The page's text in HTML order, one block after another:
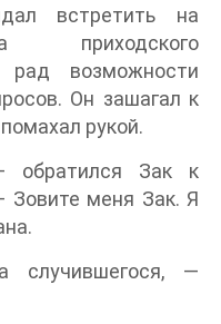
встретить на
приходского
возможности
Он зашагал к
рукой.
обратился Зак к
Зовите меня Зак. Я
случившегося, —